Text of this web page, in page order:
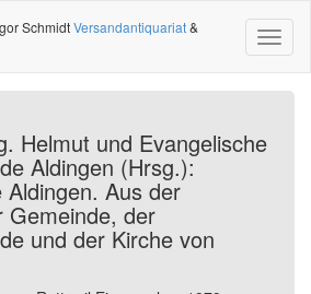
SchmidtVersandantiquariat&
Helmut und Evangelische
Aldingen (Hrsg.):
Aus der
Gemeinde, der
und der Kirche von